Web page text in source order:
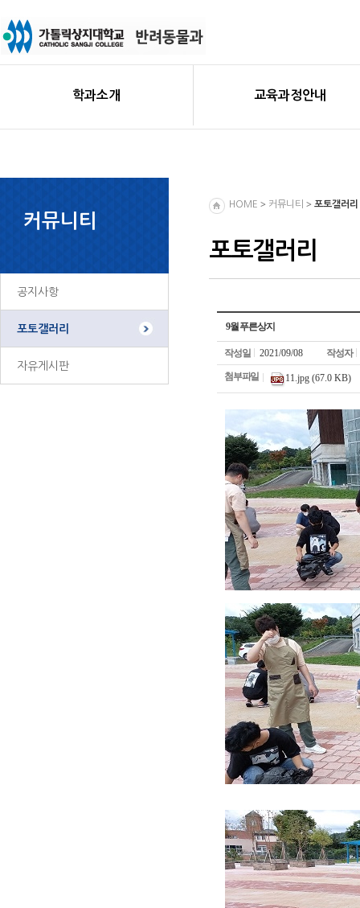
학과소개 교육과정안내
커뮤니티
공지사항
포토갤러리
자유게시판
HOME > 커뮤니티 > 포토갤러리
포토갤러리
9월 푸른상지
작성일 2021/09/08 작성자
첨부파일 11.jpg (67.0 KB)